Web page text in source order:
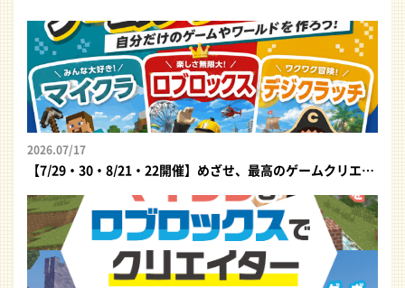
2026.07/17
【7/29・30・8/21・22開催】めざせ、最高のゲームクリエイター！自分だけのゲームやワールドを作ろう｜夏休みプログラミング体験イベント